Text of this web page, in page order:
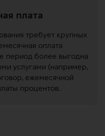
плата
требует крупных
оплата
период более выгодна
услугами (например,
ежемесячной
процентов.